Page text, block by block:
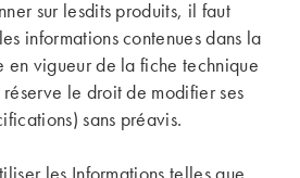
sur lesdits produits, il faut
informations contenues dans la
en vigueur de la fiche technique
le droit de modifier ses
sans préavis.